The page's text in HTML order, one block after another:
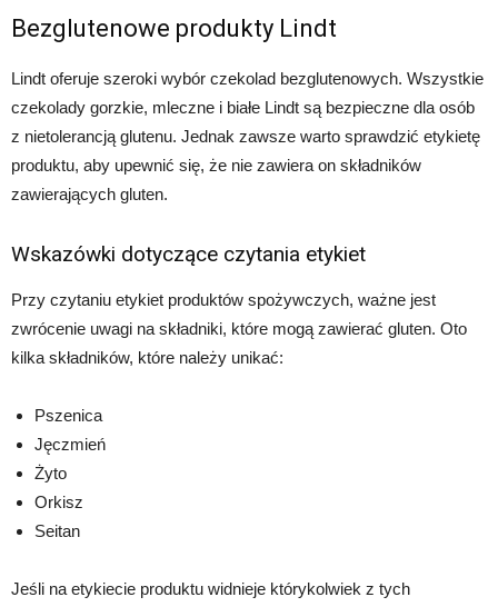
Bezglutenowe produkty Lindt
Lindt oferuje szeroki wybór czekolad bezglutenowych. Wszystkie
czekolady gorzkie, mleczne i białe Lindt są bezpieczne dla osób
z nietolerancją glutenu. Jednak zawsze warto sprawdzić etykietę
produktu, aby upewnić się, że nie zawiera on składników
zawierających gluten.
Wskazówki dotyczące czytania etykiet
Przy czytaniu etykiet produktów spożywczych, ważne jest
zwrócenie uwagi na składniki, które mogą zawierać gluten. Oto
kilka składników, które należy unikać:
Pszenica
Jęczmień
Żyto
Orkisz
Seitan
Jeśli na etykiecie produktu widnieje którykolwiek z tych